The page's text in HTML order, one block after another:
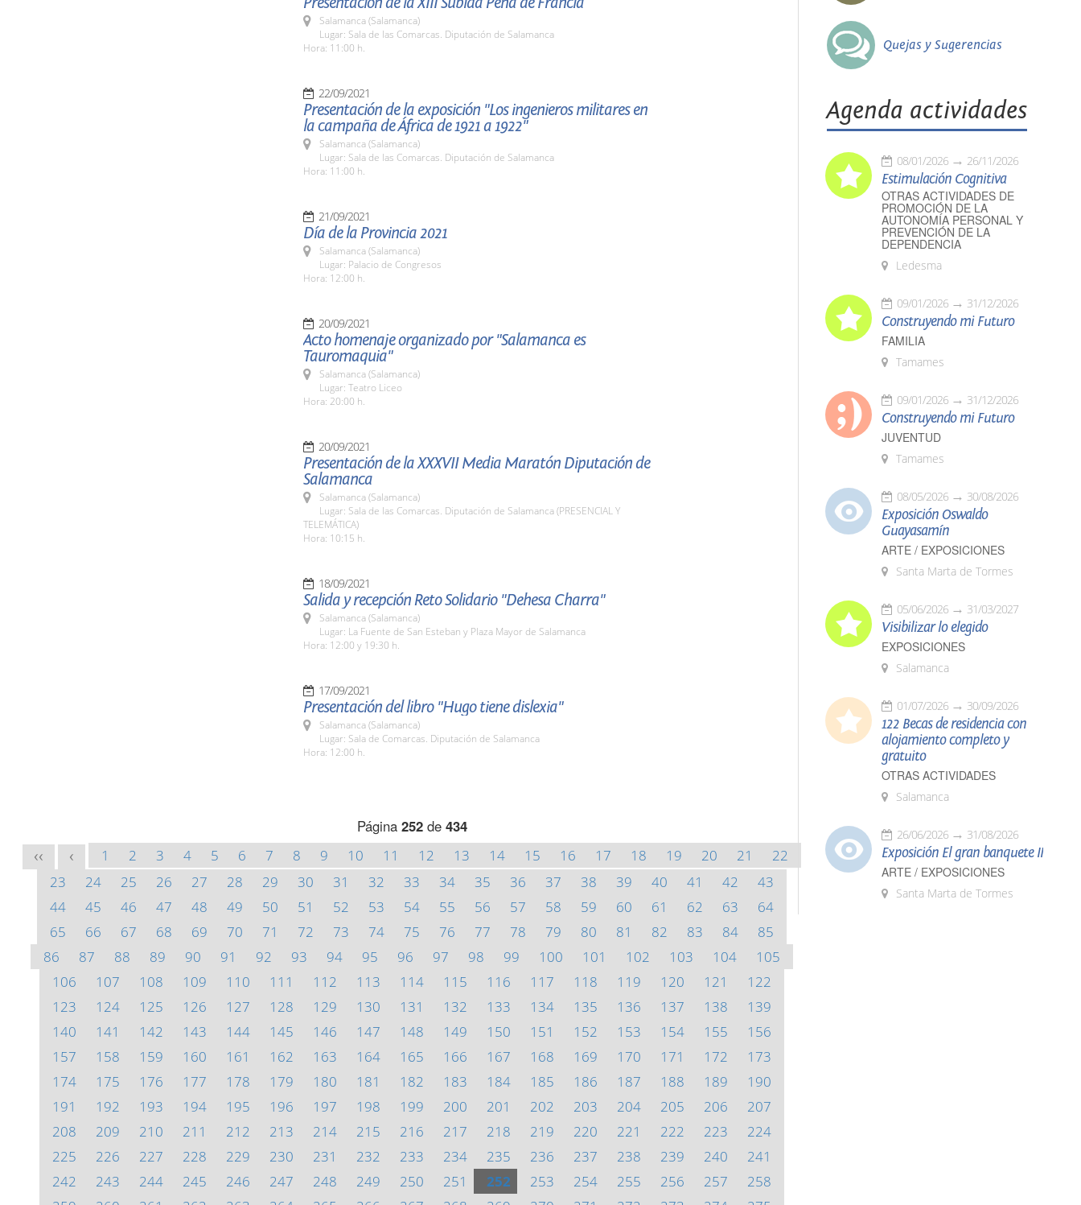
Salamanca (Salamanca)
Lugar: Sala de las Comarcas. Diputación de Salamanca
Hora: 11:00 h.
22/09/2021
Presentación de la exposición "Los ingenieros militares en
la campaña de África de 1921 a 1922"
Salamanca (Salamanca)
Lugar: Sala de las Comarcas. Diputación de Salamanca
Hora: 11:00 h.
21/09/2021
Día de la Provincia 2021
Salamanca (Salamanca)
Lugar: Palacio de Congresos
Hora: 12:00 h.
20/09/2021
Acto homenaje organizado por "Salamanca es
Tauromaquia"
Salamanca (Salamanca)
Lugar: Teatro Liceo
Hora: 20:00 h.
20/09/2021
Presentación de la XXXVII Media Maratón Diputación de
Salamanca
Salamanca (Salamanca)
Lugar: Sala de las Comarcas. Diputación de Salamanca (PRESENCIAL Y
TELEMÁTICA)
Hora: 10:15 h.
18/09/2021
Salida y recepción Reto Solidario "Dehesa Charra"
Salamanca (Salamanca)
Lugar: La Fuente de San Esteban y Plaza Mayor de Salamanca
Hora: 12:00 y 19:30 h.
17/09/2021
Presentación del libro "Hugo tiene dislexia"
Salamanca (Salamanca)
Lugar: Sala de Comarcas. Diputación de Salamanca
Hora: 12:00 h.
Página 252de 434
<< < 1 2 3 4 5 6 7 8 9 10 11 12 13 14 15 16 17 18 19 20 21
22
23
24 25 26 27 28 29 30 31 32 33 34 35 36 37 38 39 40 41 42
43
44
45 46 47 48 49 50 51 52 53 54 55 56 57 58 59 60 61 62 63
64
65
66 67 68 69 70 71 72 73 74 75 76 77 78 79 80 81 82 83 84
85
86
87 88 89 90 91 92 93 94 95 96 97 98 99 100 101 102 103 104
105
106
107 108 109 110 111 112 113 114 115 116 117 118 119 120 121
122
123
124 125 126 127 128 129 130 131 132 133 134 135 136 137 138
139
140
141 142 143 144 145 146 147 148 149 150 151 152 153 154 155
156
157
158 159 160 161 162 163 164 165 166 167 168 169 170 171 172
173
174
175 176 177 178 179 180 181 182 183 184 185 186 187 188 189
190
191
192 193 194 195 196 197 198 199 200 201 202 203 204 205 206
207
208
209 210 211 212 213 214 215 216 217 218 219 220 221 222 223
224
225
226 227 228 229 230 231 232 233 234 235 236 237 238 239 240
241
242
243 244 245 246 247 248 249 250 251 252 253 254 255 256 257
258
Quejas y Sugerencias
Agenda actividades
08/01/2026 26/11/2026
Estimulación Cognitiva
OTRAS ACTIVIDADES DE
PROMOCIÓN DE LA
AUTONOMÍA PERSONAL Y
PREVENCIÓN DE LA
DEPENDENCIA
Ledesma
09/01/2026 31/12/2026
Construyendo mi Futuro
FAMILIA
Tamames
09/01/2026 31/12/2026
Construyendo mi Futuro
JUVENTUD
Tamames
08/05/2026 30/08/2026
Exposición Oswaldo
Guayasamín
ARTE / EXPOSICIONES
Santa Marta de Tormes
05/06/2026 31/03/2027
Visibilizar lo elegido
EXPOSICIONES
Salamanca
01/07/2026 30/09/2026
122 Becas de residencia con
alojamiento completo y
gratuito
OTRAS ACTIVIDADES
Salamanca
26/06/2026 31/08/2026
Exposición El gran banquete II
ARTE / EXPOSICIONES
Santa Marta de Tormes